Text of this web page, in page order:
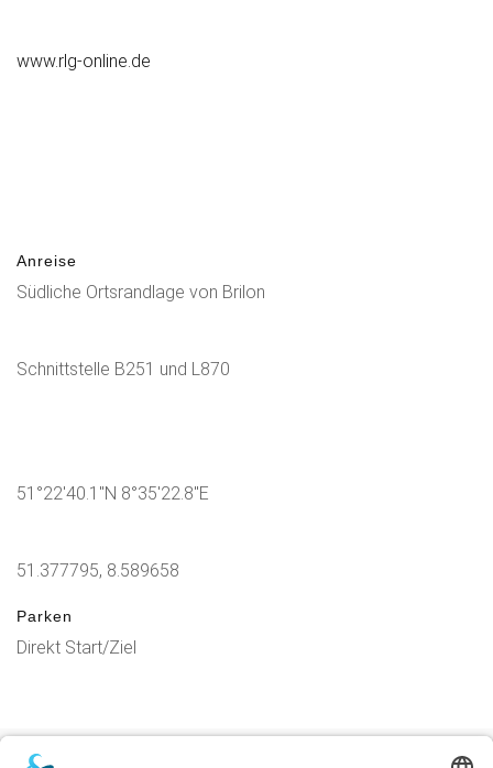
www.rlg-online.de
Anreise
Südliche Ortsrandlage von Brilon
Schnittstelle B251 und L870
51°22'40.1"N 8°35'22.8"E
51.377795, 8.589658
Parken
Direkt Start/Ziel